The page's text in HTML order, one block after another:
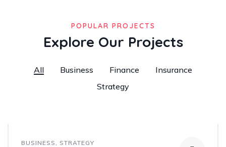
POPULAR PROJECTS
Explore Our Projects
All Business Finance
Insurance
Strategy
BUSINESS STRATEGY